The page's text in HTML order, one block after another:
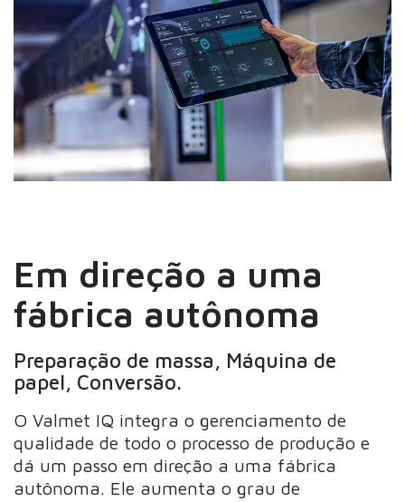
Em direção a uma
fábrica autônoma
Preparação de massa, Máquina de
papel, Conversão.
O Valmet IQ integra o gerenciamento de
qualidade de todo o processo de produção e
dá um passo em direção a uma fábrica
autônoma. Ele aumenta o grau de